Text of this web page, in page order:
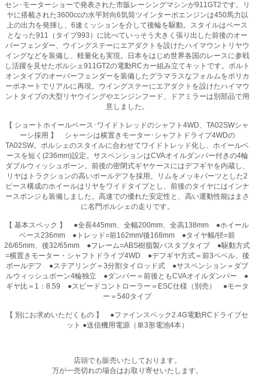
セン･モーターショーで発表された市販レーシングマシンが911GT2です。リ
ヤに搭載された3600ccの水平対向6気筒ツインターボエンジンは450馬力以
上の出力を発揮し、6速ミッションを介して後輪を駆動。スタイルはベース
となった911（タイプ993）に比べていっそう大きく張り出した前後のオー
バーフェンダー、ウイングステーにエアダクトを設けたハイマウントリヤウ
イングなどを装備し、軽量化も実現。日本をはじめ世界各国のレースに参戦
し活躍を見せたポルシェ911GT2の電動RCカー組み立てキットです。ボルト
オンタイプのオーバーフェンダーを装備したグラマラスなフォルムをポリカ
ーボネートでリアルに再現。ウイングステーにエアダクトを設けたハイマウ
ントタイプの大型リヤウイングやエンジンフード、ドアミラーは別部品で用
意しました。
【 ショートホイールベース･ワイドトレッドのシャフト4WD、TA02SWシャ
ーシ採用 】 シャーシは横置きモーター･シャフトドライブ4WDの
TA02SW。ポルシェのスタイルに合わせてワイドトレッド化し、ホイールベ
ースを短く(236mm)設定。サスペンションはCVAオイルダンパー付きの4輪
ダブルウィッシュボーン。前後の密閉式ギヤケースにはデフギヤを内蔵し、
リヤはトラクションの高いボールデフを採用。リムをメッキパーツとした2
ピース構成のホイールはリヤをワイドタイプとし、前後のタイヤにはインナ
ースポンジも装備しました。高速での優れた安定性と、高い運動性能はまさ
に名門ポルシェの走りです。
【 基本スペック 】 ●全長445mm、全幅200mm、全高138mm ●ホイール
ベース236mm ●トレッド=前162mm/後168mm ●タイヤ幅/径=前
26/65mm、後32/65mm ●フレーム=ABS樹脂製バスタブタイプ ●駆動方式
=横置きモーター・シャフトドライブ4WD ●デフギヤ方式＝前3ベベル、後
ボールデフ ●ステアリング＝3分割タイロッド式 ●サスペンション＝ダブ
ルウィッシュボーン4輪独立 ●ダンパー＝前後ともCVAオイルダンパー ●
ギヤ比＝1：8.59 ●スピードコントローラー＝ESC仕様（別売） ●モータ
ー＝540タイプ
【 別にお求めいただくもの 】 ●ファインスペック2.4G電動RCドライブセ
ット ●送信機用電源（単3形電池4本）
店頭でも販売いたしております。
万が一売切れの場合はお取り寄せいたします。